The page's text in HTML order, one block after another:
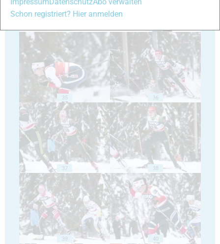
35 36
37 38
39 40
Schon registriert? Hier anmelden